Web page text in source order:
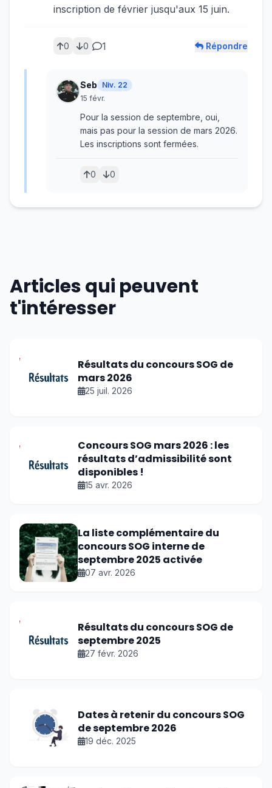
inscription de février jusqu'aux 15 juin.
0 0 1 Répondre
Seb
Niv. 22
15 févr.
Pour la session de septembre, oui,
mais pas pour la session de mars 2026.
Les inscriptions sont fermées.
0 0
Articles qui peuvent
t'intéresser
Résultats du concours SOG de
mars 2026
25 juil. 2026
Concours SOG mars 2026 : les
résultats d’admissibilité sont
disponibles !
15 avr. 2026
La liste complémentaire du
concours SOG interne de
septembre 2025 activée
07 avr. 2026
Résultats du concours SOG de
septembre 2025
27 févr. 2026
Dates à retenir du concours SOG
de septembre 2026
19 déc. 2025